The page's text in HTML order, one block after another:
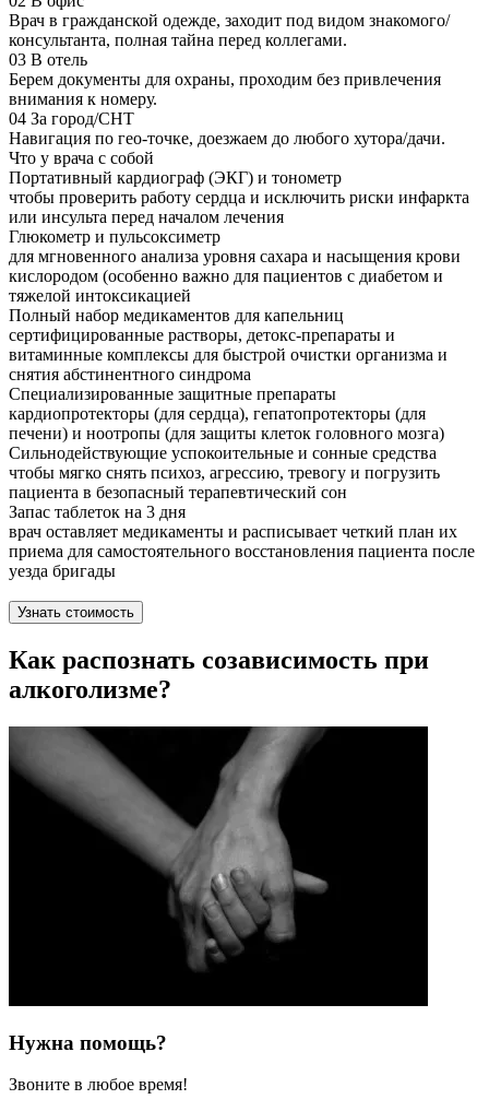
Врач в гражданской одежде, заходит под видом знакомого/
консультанта, полная тайна перед коллегами.
03 В отель
Берем документы для охраны, проходим без привлечения
внимания к номеру.
04 За город/СНТ
Навигация по гео-точке, доезжаем до любого хутора/дачи.
Что у врача с собой
Портативный кардиограф (ЭКГ) и тонометр
чтобы проверить работу сердца и исключить риски инфаркта
или инсульта перед началом лечения
Глюкометр и пульсоксиметр
для мгновенного анализа уровня сахара и насыщения крови
кислородом (особенно важно для пациентов с диабетом и
тяжелой интоксикацией
Полный набор медикаментов для капельниц
сертифицированные растворы, детокс-препараты и
витаминные комплексы для быстрой очистки организма и
снятия абстинентного синдрома
Специализированные защитные препараты
кардиопротекторы (для сердца), гепатопротекторы (для
печени) и ноотропы (для защиты клеток головного мозга)
Сильнодействующие успокоительные и сонные средства
чтобы мягко снять психоз, агрессию, тревогу и погрузить
пациента в безопасный терапевтический сон
Запас таблеток на 3 дня
врач оставляет медикаменты и расписывает четкий план их
приема для самостоятельного восстановления пациента после
уезда бригады
Узнать стоимость
Как распознать созависимость при
алкоголизме?
Нужна помощь?
Звоните в любое время!